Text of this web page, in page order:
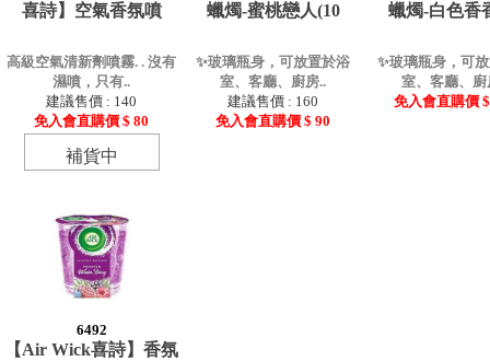
喜詩】空氣香氛噴
高級空氣清新劑噴霧. . 沒有
濕噴，只有..
建議售價 : 140
免入會直購價 $ 80
補貨中
蠟燭-蜜桃戀人(10
✨玻璃瓶身，可放置於浴
室、客廳、廚房..
建議售價 : 160
免入會直購價 $ 90
蠟燭-白色香
✨玻璃瓶身，可
室、客廳、廚
免入會直購價
6492
【Air Wick喜詩】香氛